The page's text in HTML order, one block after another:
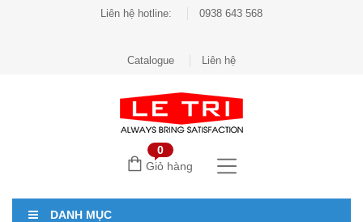
Liên hệ hotline: 0938 643 568
Catalogue Liên hệ
0
Giỏ hàng
DANH MỤC